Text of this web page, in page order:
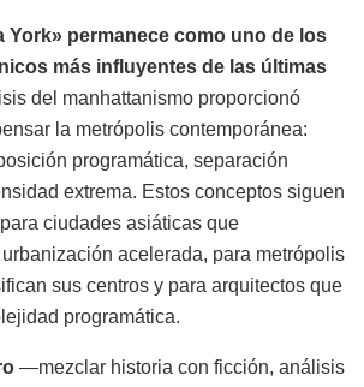
York» permanece como uno de los
más influyentes de las últimas
del manhattanismo proporcionó
la metrópolis contemporánea:
programática, separación
extrema. Estos conceptos siguen
ciudades asiáticas que
acelerada, para metrópolis
sus centros y para arquitectos que
programática.
—mezclar historia con ficción, análisis